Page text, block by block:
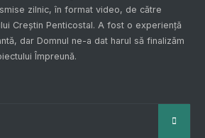
zilnic, în format video, de către
Creștin Penticostal. A fost o experiență
dar Domnul ne-a dat harul să finalizăm
Împreună.